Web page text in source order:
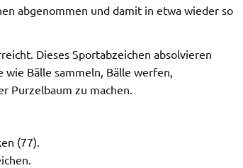
abgenommen und damit in etwa wieder so
Dieses Sportabzeichen absolvieren
Bälle sammeln, Bälle werfen,
Purzelbaum zu machen.
(77).